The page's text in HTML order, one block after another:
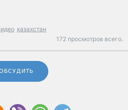
казахстан
172 просмотров всего.